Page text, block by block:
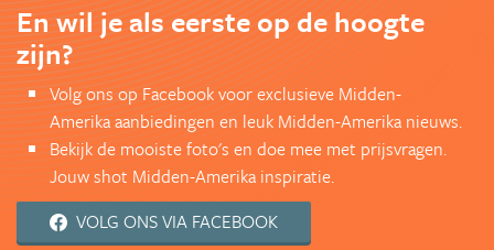
En wil je als eerste op de hoogte
zijn?
Volg ons op Facebook voor exclusieve Midden-
Amerika aanbiedingen en leuk Midden-Amerika nieuws.
Bekijk de mooiste foto's en doe mee met prijsvragen.
Jouw shot Midden-Amerika inspiratie.
VOLG ONS VIA FACEBOOK